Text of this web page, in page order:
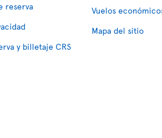
reserva
y billetaje CRS
Vuelos
Mapa del sitio